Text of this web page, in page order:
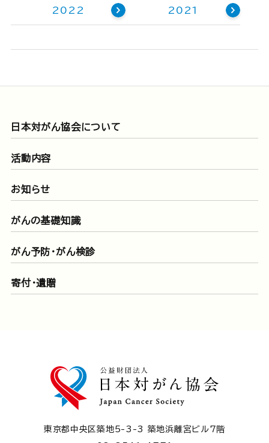
2022 2021
日本対がん協会について
活動内容
お知らせ
がんの基礎知識
がん予防・がん検診
寄付・遺贈
東京都中央区築地5-3-3 築地浜離宮ビル7階